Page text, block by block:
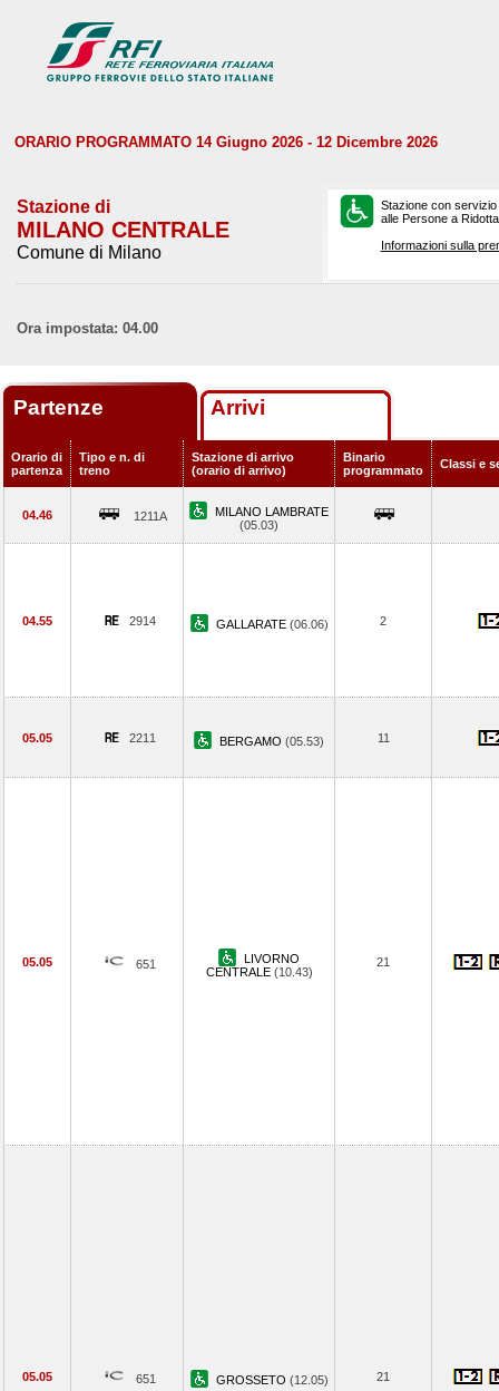
ORARIO PROGRAMMATO 14 Giugno 2026 - 12 Dicembre 2026
Stazione di
MILANO CENTRALE
Comune di Milano
Stazione con
alle Persone a
Informazioni sulla
Ora impostata: 04.00
Partenze Arrivi
Orario di
partenza
Tipo e n. di
treno
Stazione di arrivo
(orario di arrivo)
Binario
programmato
Classi e
04.46 1211A
MILANO LAMBRATE
(05.03)
04.55 2914 GALLARATE (06.06) 2
05.05 2211 BERGAMO (05.53) 11
05.05 651
LIVORNO
CENTRALE (10.43)
21
05.05 651 GROSSETO (12.05) 21